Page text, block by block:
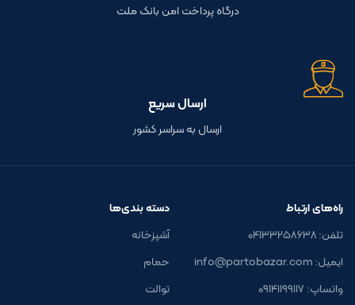
درگاه پرداخت امن بانک ملت
ارسال سریع
ارسال به سراسر کشور
راه‌های ارتباط
تلفن: ۰۴۱۳۳۲۵۸۶۳۸
ایمیل: info@partobazar.com
واتساپ: ۰۹۱۴۱۱۹۹۱۱۷
دسته بندی‌ها
آشپزخانه
حمام
توالت